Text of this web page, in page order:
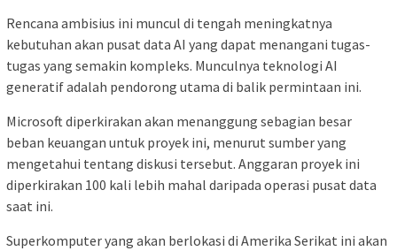
Rencana ambisius ini muncul di tengah meningkatnya
kebutuhan akan pusat data AI yang dapat menangani tugas-
tugas yang semakin kompleks. Munculnya teknologi AI
generatif adalah pendorong utama di balik permintaan ini.
Microsoft diperkirakan akan menanggung sebagian besar
beban keuangan untuk proyek ini, menurut sumber yang
mengetahui tentang diskusi tersebut. Anggaran proyek ini
diperkirakan 100 kali lebih mahal daripada operasi pusat data
saat ini.
Superkomputer yang akan berlokasi di Amerika Serikat ini akan